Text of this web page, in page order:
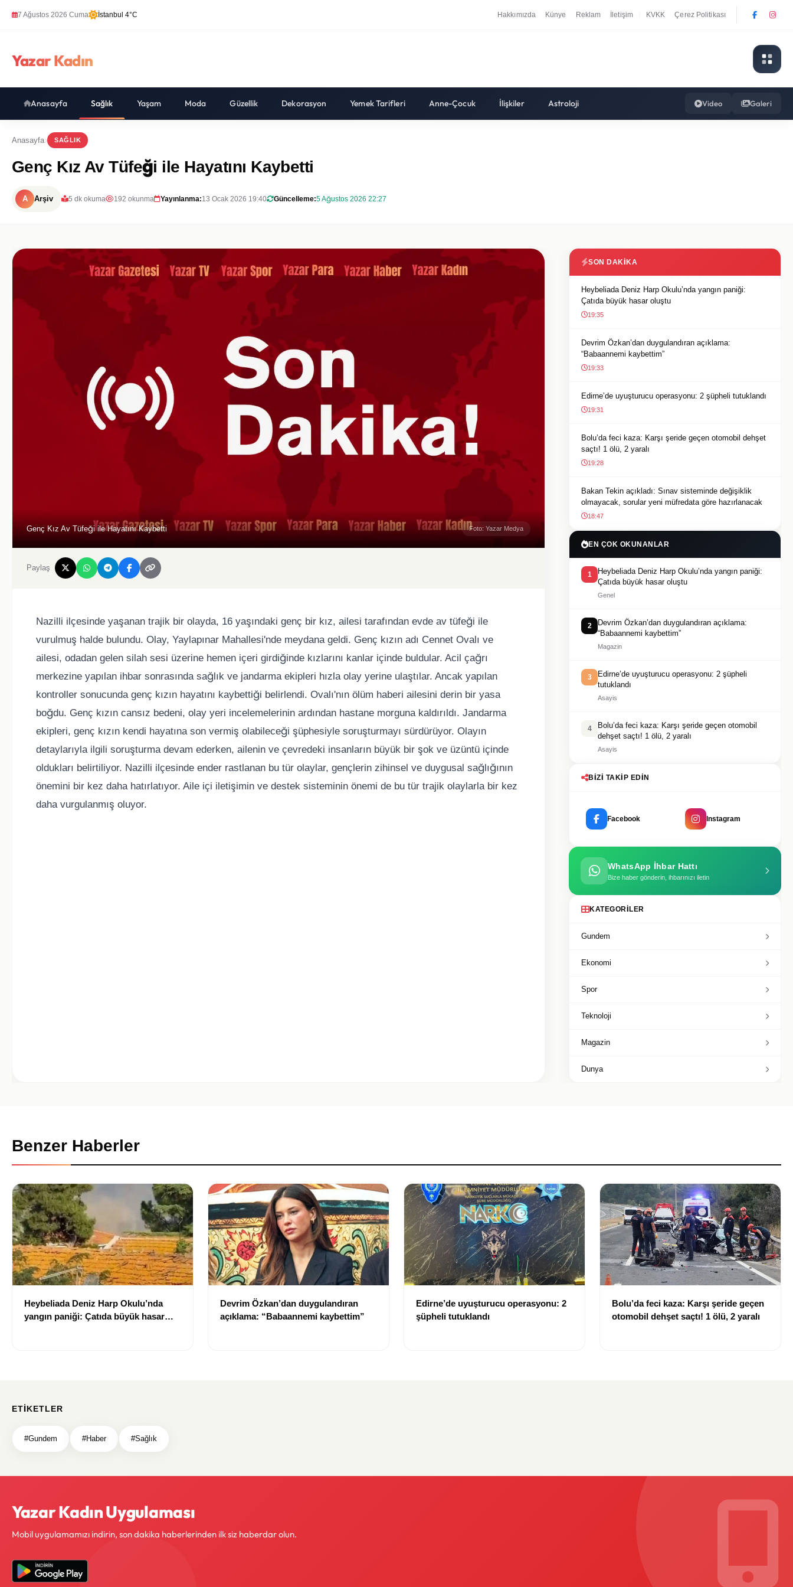
7 Ağustos 2026 Cuma İstanbul 4°C Hakkımızda Künye Reklam İletişim KVKK Çerez Politikası
Yazar Kadın
Anasayfa Sağlık Yaşam Moda Güzellik Dekorasyon Yemek Tarifleri Anne-Çocuk İlişkiler Astroloji Video Galeri
Anasayfa SAĞLIK
Genç Kız Av Tüfeği ile Hayatını Kaybetti
A Arşiv 5 dk okuma 192 okunma Yayınlanma:13 Ocak 2026 19:40 Güncelleme:5 Ağustos 2026 22:27
Genç Kız Av Tüfeği ile Hayatını Kaybetti Foto: Yazar Medya
Paylaş
Nazilli ilçesinde yaşanan trajik bir olayda, 16 yaşındaki genç bir kız, ailesi tarafından evde av tüfeği ile
vurulmuş halde bulundu. Olay, Yaylapınar Mahallesi'nde meydana geldi. Genç kızın adı Cennet Ovalı ve
ailesi, odadan gelen silah sesi üzerine hemen içeri girdiğinde kızlarını kanlar içinde buldular. Acil çağrı
merkezine yapılan ihbar sonrasında sağlık ve jandarma ekipleri hızla olay yerine ulaştılar. Ancak yapılan
kontroller sonucunda genç kızın hayatını kaybettiği belirlendi. Ovalı'nın ölüm haberi ailesini derin bir yasa
boğdu. Genç kızın cansız bedeni, olay yeri incelemelerinin ardından hastane morguna kaldırıldı. Jandarma
ekipleri, genç kızın kendi hayatına son vermiş olabileceği şüphesiyle soruşturmayı sürdürüyor. Olayın
detaylarıyla ilgili soruşturma devam ederken, ailenin ve çevredeki insanların büyük bir şok ve üzüntü içinde
oldukları belirtiliyor. Nazilli ilçesinde ender rastlanan bu tür olaylar, gençlerin zihinsel ve duygusal sağlığının
önemini bir kez daha hatırlatıyor. Aile içi iletişimin ve destek sisteminin önemi de bu tür trajik olaylarla bir kez
daha vurgulanmış oluyor.
SON DAKIKA
Heybeliada Deniz Harp Okulu’nda yangın paniği:
Çatıda büyük hasar oluştu
19:35
Devrim Özkan’dan duygulandıran açıklama:
“Babaannemi kaybettim”
19:33
Edirne’de uyuşturucu operasyonu: 2 şüpheli tutuklandı
19:31
Bolu’da feci kaza: Karşı şeride geçen otomobil dehşet
saçtı! 1 ölü, 2 yaralı
19:28
Bakan Tekin açıkladı: Sınav sisteminde değişiklik
olmayacak, sorular yeni müfredata göre hazırlanacak
18:47
EN ÇOK OKUNANLAR
1
Heybeliada Deniz Harp Okulu’nda yangın paniği:
Çatıda büyük hasar oluştu
Genel
2
Devrim Özkan’dan duygulandıran açıklama:
“Babaannemi kaybettim”
Magazin
3
Edirne’de uyuşturucu operasyonu: 2 şüpheli
tutuklandı
Asayis
4
Bolu’da feci kaza: Karşı şeride geçen otomobil
dehşet saçtı! 1 ölü, 2 yaralı
Asayis
BIZI TAKIP EDIN
Facebook Instagram
WhatsApp İhbar Hattı
Bize haber gönderin, ihbarınızı iletin
KATEGORILER
Gundem
Ekonomi
Spor
Teknoloji
Magazin
Dunya
Benzer Haberler
Heybeliada Deniz Harp Okulu’nda
yangın paniği: Çatıda büyük hasar
Devrim Özkan’dan duygulandıran
açıklama: “Babaannemi kaybettim”
Edirne’de uyuşturucu operasyonu: 2
şüpheli tutuklandı
Bolu’da feci kaza: Karşı şeride geçen
otomobil dehşet saçtı! 1 ölü, 2 yaralı
ETIKETLER
#Gundem #Haber #Sağlık
Yazar Kadın Uygulaması
Mobil uygulamamızı indirin, son dakika haberlerinden ilk siz haberdar olun.